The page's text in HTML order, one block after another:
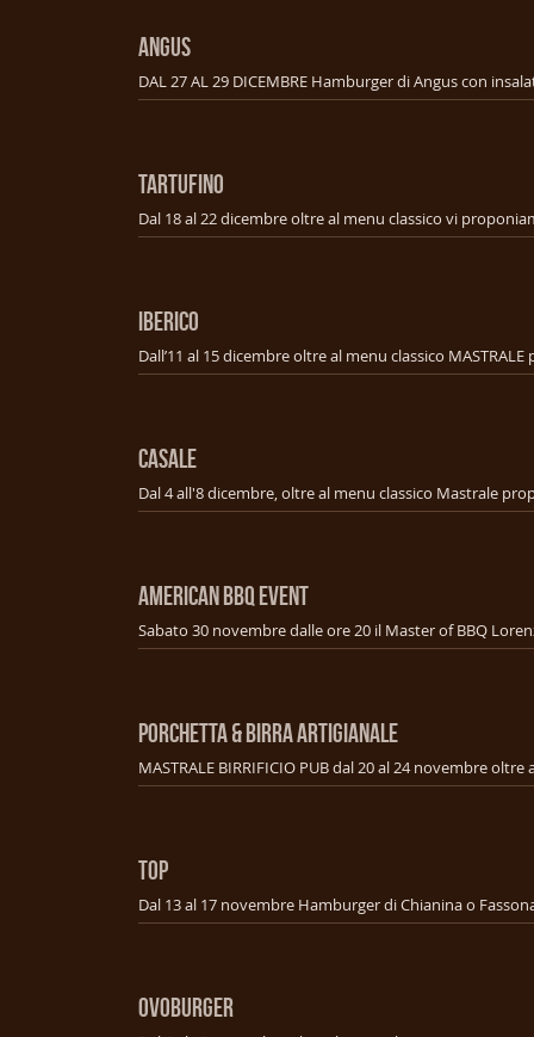
ANGUS
TARTUFINO
IBERICO
CASALE
american bbq event
PORCHETTA & BIRRA ARTIGIANALE
TOP
OVOBURGER